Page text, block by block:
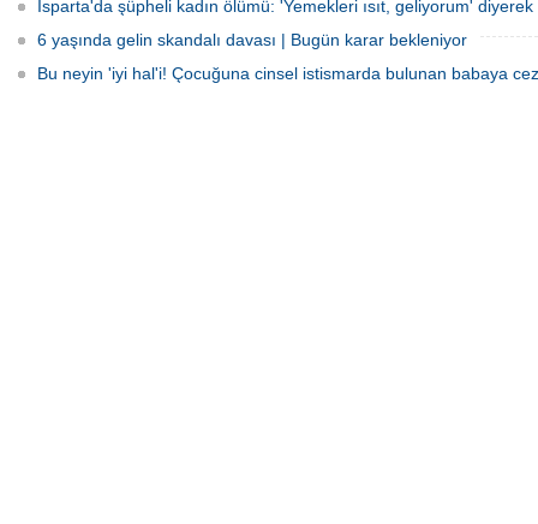
Isparta'da şüpheli kadın ölümü: 'Yemekleri ısıt, geliyorum' diyerek
6 yaşında gelin skandalı davası | Bugün karar bekleniyor
Bu neyin 'iyi hal'i! Çocuğuna cinsel istismarda bulunan babaya